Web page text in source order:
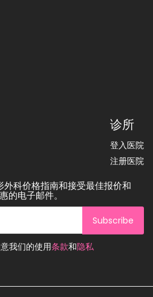
诊所
登入医院
注册医院
科价格指南和接受最佳报价和
的电子邮件。
Subscribe
我们的使用条款和隐私